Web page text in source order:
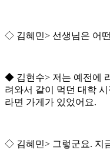
◇ 김혜민> 선생님은 어
◆ 김현수> 저는 예전에
려와서 같이 먹던 대학
라면 가게가 있었어요.
◇ 김혜민> 그렇군요. 지